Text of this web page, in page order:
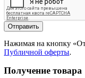
Отправить
Нажимая на кнопку
Публичной оферты.
Получение товара